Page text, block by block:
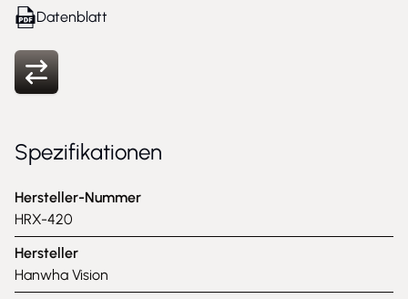
Datenblatt
Spezifikationen
Hersteller-Nummer
HRX-420
Hersteller
Hanwha Vision